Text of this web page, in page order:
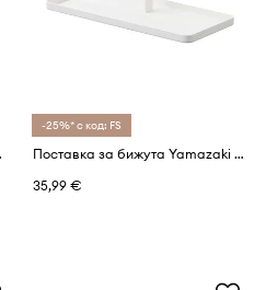
-25%* с код: FS
Поставка за бижута Yamazaki Tosca
35,99 €